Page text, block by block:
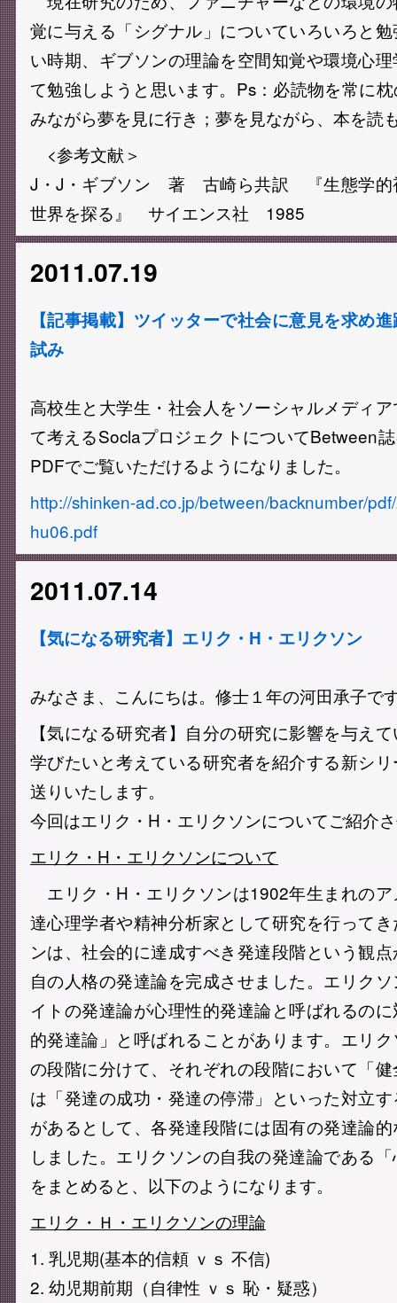
覚に与える「シグナル」についていろいろと
い時期、ギブソンの理論を空間知覚や環境心
て勉強しようと思います。Ps：必読物を常に
みながら夢を見に行き；夢を見ながら、本を読
<参考文献＞
J・J・ギブソン 著 古崎ら共訳 『生態学的
世界を探る』 サイエンス社 1985
2011.07.19
【記事掲載】ツイッターで社会に意見を求め
試み
高校生と大学生・社会人をソーシャルメディ
て考えるSoclaプロジェクトについてBetween
PDFでご覧いただけるようになりました。
http://shinken-ad.co.jp/betwee​n/backnumber/
hu06.pdf
2011.07.14
【気になる研究者】エリク・H・エリクソン
みなさま、こんにちは。修士１年の河田承子で
【気になる研究者】自分の研究に影響を与え
学びたいと考えている研究者を紹介する新シ
送りいたします。
今回はエリク・H・エリクソンについてご紹介
エリク・H・エリクソンについて
エリク・H・エリクソンは1902年生まれの
達心理学者や精神分析家として研究を行って
ンは、社会的に達成すべき発達段階という観
自の人格の発達論を完成させました。エリク
イトの発達論が心理性的発達論と呼ばれるの
的発達論」と呼ばれることがあります。エリ
の段階に分けて、それぞれの段階において「
は「発達の成功・発達の停滞」といった対立
があるとして、各発達段階には固有の発達論
しました。エリクソンの自我の発達論である
をまとめると、以下のようになります。
エリク・Ｈ・エリクソンの理論
1. 乳児期(基本的信頼 ｖｓ 不信)
2. 幼児期前期（自律性 ｖｓ 恥・疑惑）